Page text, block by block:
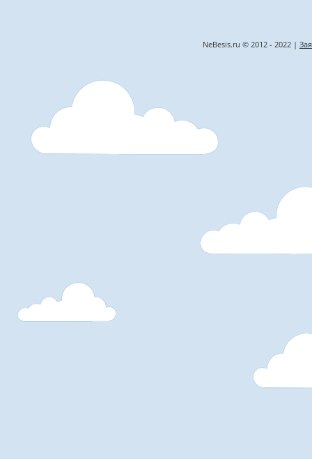
NeBesis.ru © 2012 - 2022 |